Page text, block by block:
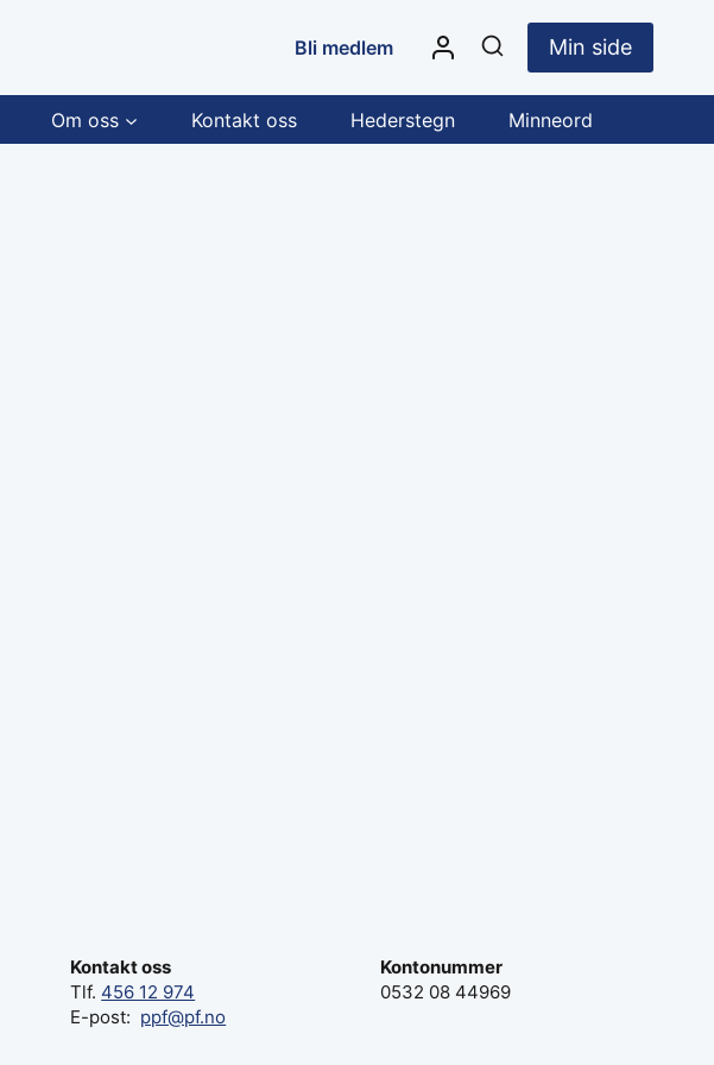
Bli medlem Min side
Om oss Kontakt oss Hederstegn Minneord
Kontakt oss
Tlf.456 12 974
E-post: ppf@pf.no
Kontonummer
0532 08 44969